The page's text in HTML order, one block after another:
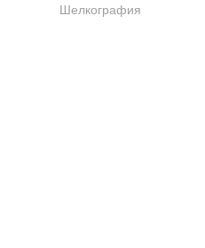
Шелкография